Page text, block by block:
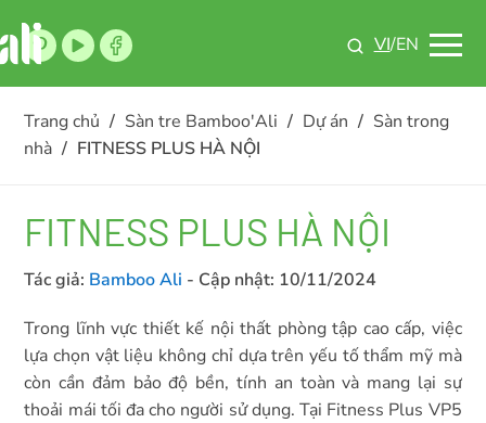
VI/EN
Trang chủ / Sàn tre Bamboo'Ali / Dự án / Sàn trong
nhà / FITNESS PLUS HÀ NỘI
FITNESS PLUS HÀ NỘI
Tác giả: Bamboo Ali - Cập nhật: 10/11/2024
Trong lĩnh vực thiết kế nội thất phòng tập cao cấp, việc
lựa chọn vật liệu không chỉ dựa trên yếu tố thẩm mỹ mà
còn cần đảm bảo độ bền, tính an toàn và mang lại sự
thoải mái tối đa cho người sử dụng. Tại Fitness Plus VP5